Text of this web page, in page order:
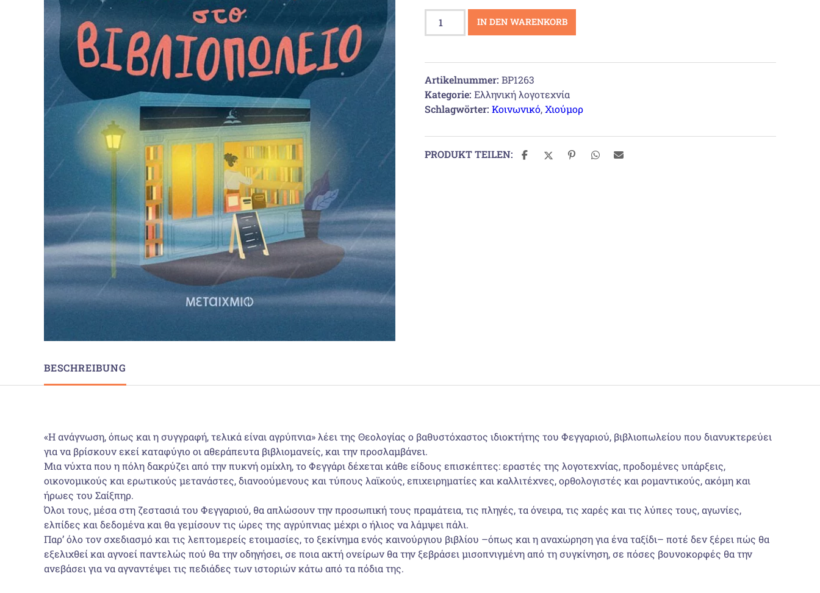
Μια
νύχτα
βιβλιοπωλείο
Menge
IN DEN WARENKORB
Artikelnummer: BP1263
Kategorie: Ελληνική λογοτεχνία
Schlagwörter: Κοινωνικό, Χιούμορ
PRODUKT TEILEN:
BESCHREIBUNG
«Η ανάγνωση, όπως και η συγγραφή, τελικά είναι αγρύπνια» λέει της Θεολογίας ο βαθυστόχαστος ιδιοκτήτης του Φεγγαριού, βιβλιοπωλείου που διανυκτερεύει
για να βρίσκουν εκεί καταφύγιο οι αθεράπευτα βιβλιομανείς, και την προσλαμβάνει.
Μια νύχτα που η πόλη δακρύζει από την πυκνή ομίχλη, το Φεγγάρι δέχεται κάθε είδους επισκέπτες: εραστές της λογοτεχνίας, προδομένες υπάρξεις,
οικονομικούς και ερωτικούς μετανάστες, διανοούμενους και τύπους λαϊκούς, επιχειρηματίες και καλλιτέχνες, ορθολογιστές και ρομαντικούς, ακόμη και
ήρωες του Σαίξπηρ.
Όλοι τους, μέσα στη ζεστασιά του Φεγγαριού, θα απλώσουν την προσωπική τους πραμάτεια, τις πληγές, τα όνειρα, τις χαρές και τις λύπες τους, αγωνίες,
ελπίδες και δεδομένα και θα γεμίσουν τις ώρες της αγρύπνιας μέχρι ο ήλιος να λάμψει πάλι.
Παρ’ όλο τον σχεδιασμό και τις λεπτομερείς ετοιμασίες, το ξεκίνημα ενός καινούργιου βιβλίου –όπως και η αναχώρηση για ένα ταξίδι– ποτέ δεν ξέρει πώς θα
εξελιχθεί και αγνοεί παντελώς πού θα την οδηγήσει, σε ποια ακτή ονείρων θα την ξεβράσει μισοπνιγμένη από τη συγκίνηση, σε πόσες βουνοκορφές θα την
ανεβάσει για να αγναντέψει τις πεδιάδες των ιστοριών κάτω από τα πόδια της.